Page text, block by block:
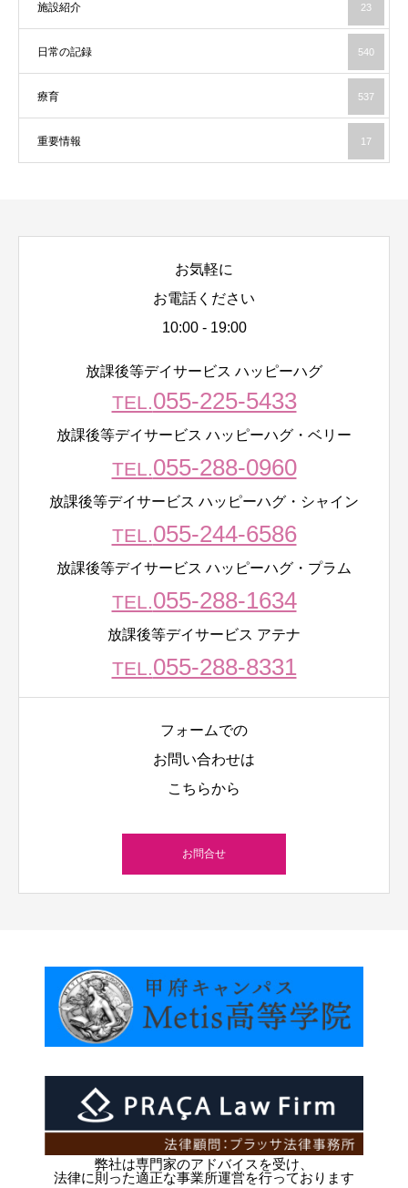
施設紹介 23
日常の記録 540
療育 537
重要情報 17
お気軽に
お電話ください
10:00 - 19:00
放課後等デイサービス ハッピーハグ
TEL.055-225-5433
放課後等デイサービス ハッピーハグ・ベリー
TEL.055-288-0960
放課後等デイサービス ハッピーハグ・シャイン
TEL.055-244-6586
放課後等デイサービス ハッピーハグ・プラム
TEL.055-288-1634
放課後等デイサービス アテナ
TEL.055-288-8331
フォームでの
お問い合わせは
こちらから
お問合せ
弊社は専門家のアドバイスを受け、
法律に則った適正な事業所運営を行っております